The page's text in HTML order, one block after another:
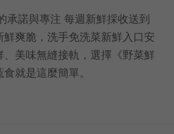
承諾與專注 每週新鮮採收送到
鮮爽脆，洗手免洗菜新鮮入口安
、美味無縫接軌，選擇《野菜鮮
就是這麼簡單。